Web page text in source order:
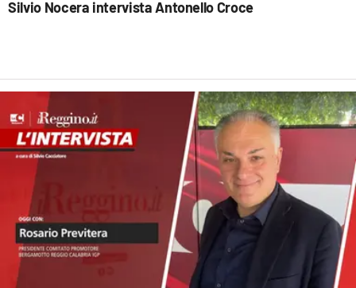
Silvio Nocera intervista Antonello Croce